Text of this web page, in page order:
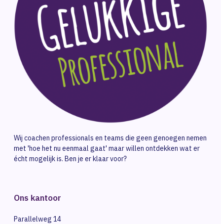
Wij coachen professionals en teams die geen genoegen nemen
met 'hoe het nu eenmaal gaat' maar willen ontdekken wat er
écht mogelijk is. Ben je er klaar voor?
Ons kantoor
Parallelweg 14